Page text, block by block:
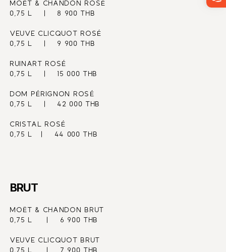
MOËT & CHANDON ROSÉ
0,75 L    |    8 900 THB
VEUVE CLICQUOT ROSÉ
0,75 L    |    9 900 THB
RUINART ROSÉ
0,75 L    |    15 000 THB
DOM PÉRIGNON ROSÉ
0,75 L    |    42 000 THB
CRISTAL ROSÉ
0,75 L   |    44 000 THB
BRUT
MOËT & CHANDON BRUT
0,75 L     |    6 900 THB
VEUVE CLICQUOT BRUT
0,75 L     |    7 900 THB